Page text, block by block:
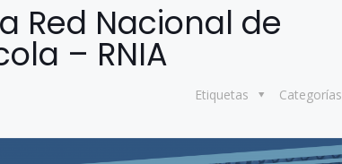
Red Nacional de
– RNIA
Categorías
Etiquetas